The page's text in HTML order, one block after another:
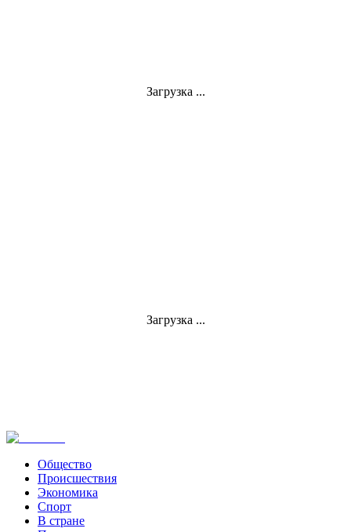
Загрузка ...
Загрузка ...
Общество
Происшествия
Экономика
Спорт
В стране